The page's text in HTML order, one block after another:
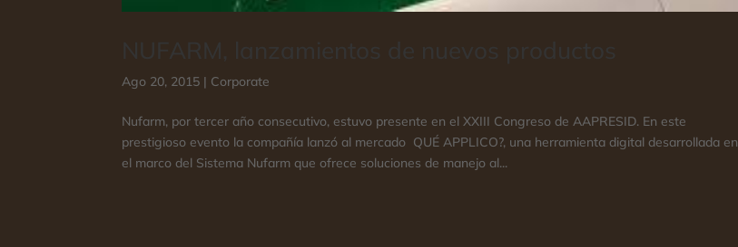
Ago 20, 2015 | Corporate
Nufarm, por tercer año consecutivo, estuvo presente en el XXIII Congreso de AAPRESID. En este
prestigioso evento la compañía lanzó al mercado QUÉ APPLICO?, una herramienta digital desarrollada en
el marco del Sistema Nufarm que ofrece soluciones de manejo al...